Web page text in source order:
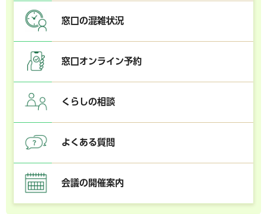
窓口の混雑状況
窓口オンライン予約
くらしの相談
よくある質問
会議の開催案内